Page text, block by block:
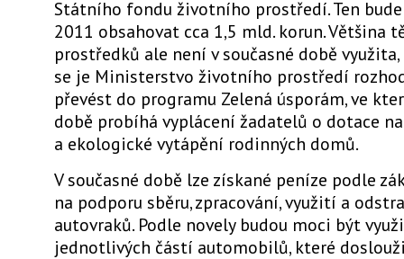
Státního fondu životního prostředí. Ten
2011 obsahovat cca 1,5 mld. korun. Většina
prostředků ale není v současné době
se je Ministerstvo životního prostředí
převést do programu Zelená úsporám, ve
době probíhá vyplácení žadatelů o dotace
a ekologické vytápění rodinných domů.
V současné době lze získané peníze podle
na podporu sběru, zpracování, využití a
autovraků. Podle novely budou moci být
jednotlivých částí automobilů, které